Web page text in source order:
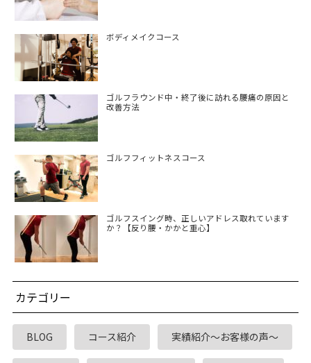
ボディメイクコース
ゴルフラウンド中・終了後に訪れる腰痛の原因と
改善方法
ゴルフフィットネスコース
ゴルフスイング時、正しいアドレス取れています
か？【反り腰・かかと重心】
カテゴリー
BLOG コース紹介 実績紹介～お客様の声～